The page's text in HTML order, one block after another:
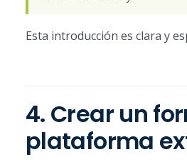
Esta introducción es clara y
4. Crear un
plataforma